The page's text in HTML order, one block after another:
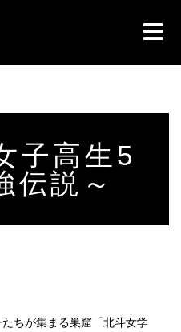
子高生5
伝説～
ちが集まる巣窟「北斗女学